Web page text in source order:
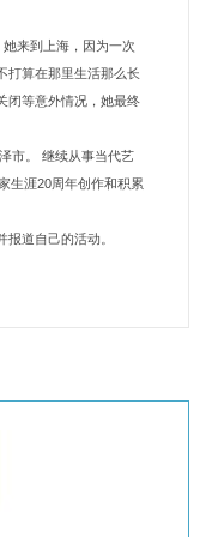
来到上海，因为一次
打算在那里生活那么长
闭等意外情况，她最终
市。 继续从事当代艺
生涯20周年创作和积累
道自己的活动。